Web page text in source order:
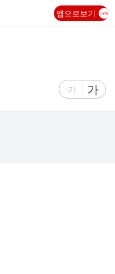
앱으로보기
글
가
글
자
가